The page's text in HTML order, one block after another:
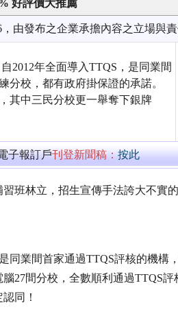
好評價大推薦
，由發布之企業承擔內容之立場與
2012年全面導入TTQS，是同業間
分校，都有政府掛保證的承諾。
其中三民分校更一舉奪下銀牌
子報訂戶刊登新聞稿：按此
班林立，招生宣傳手法誇大不實
同業間首家通過TTQS評核的機構
27間分校，全數順利通過TTQS評
同！